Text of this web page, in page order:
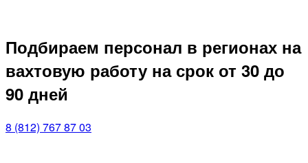
Подбираем персонал в регионах на
вахтовую работу на срок от 30 до
90 дней
8 (812) 767 87 03